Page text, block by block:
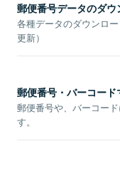
郵便番号データのダウ
各種データのダウンロ
更新）
郵便番号・バーコード
郵便番号や、バーコー
す。